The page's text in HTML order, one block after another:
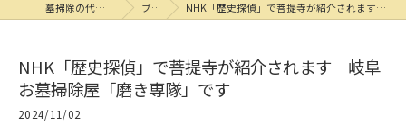
墓掃除の代行なら磨き専隊 ブログ NHK「歴史探偵」で菩提寺が紹介されます 岐阜お墓掃除屋「磨き専隊」です
NHK「歴史探偵」で菩提寺が紹介されます 岐阜
お墓掃除屋「磨き専隊」です
2024/11/02